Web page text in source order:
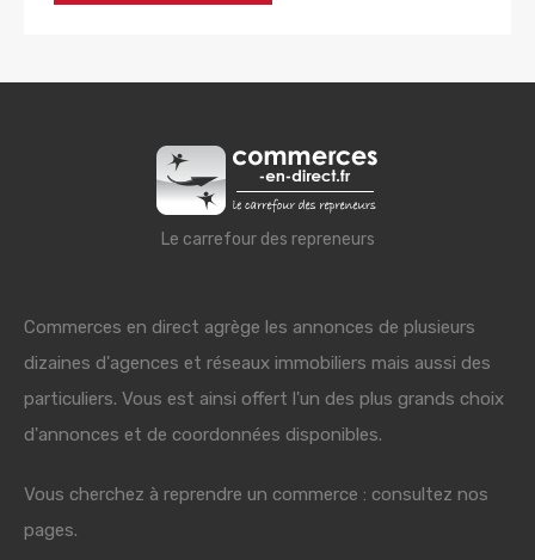
Le carrefour des repreneurs
Commerces en direct agrège les annonces de plusieurs
dizaines d'agences et réseaux immobiliers mais aussi des
particuliers. Vous est ainsi offert l'un des plus grands choix
d'annonces et de coordonnées disponibles.
Vous cherchez à reprendre un commerce : consultez nos
pages.